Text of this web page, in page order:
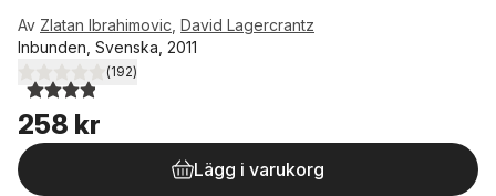
Av Zlatan Ibrahimovic David Lagercrantz
Inbunden, Svenska, 2011
3,9utav 5 stjärnor. Totalt antal röster:
(192)
258 kr
Lägg i varukorg